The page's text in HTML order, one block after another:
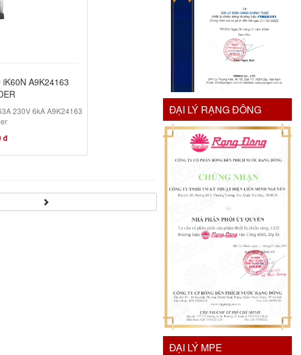
A9K24163
230V 6kA A9K24163
đ
ĐẠI LÝ RẠNG ĐÔNG
ĐẠI LÝ MPE